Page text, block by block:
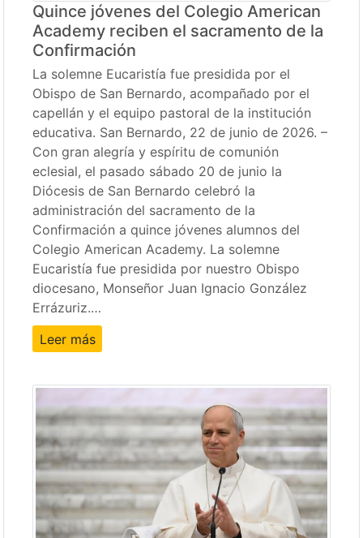
Quince jóvenes del Colegio American
Academy reciben el sacramento de la
Confirmación
La solemne Eucaristía fue presidida por el
Obispo de San Bernardo, acompañado por el
capellán y el equipo pastoral de la institución
educativa. San Bernardo, 22 de junio de 2026. –
Con gran alegría y espíritu de comunión
eclesial, el pasado sábado 20 de junio la
Diócesis de San Bernardo celebró la
administración del sacramento de la
Confirmación a quince jóvenes alumnos del
Colegio American Academy. La solemne
Eucaristía fue presidida por nuestro Obispo
diocesano, Monseñor Juan Ignacio González
Errázuriz.…
Leer más